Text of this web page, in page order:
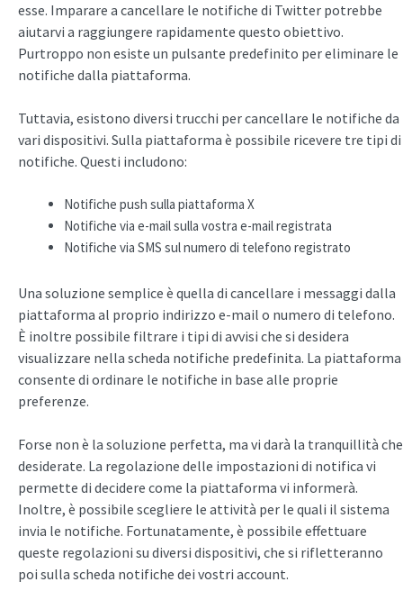
esse. Imparare a cancellare le notifiche di Twitter potrebbe
aiutarvi a raggiungere rapidamente questo obiettivo.
Purtroppo non esiste un pulsante predefinito per eliminare le
notifiche dalla piattaforma.
Tuttavia, esistono diversi trucchi per cancellare le notifiche da
vari dispositivi. Sulla piattaforma è possibile ricevere tre tipi di
notifiche. Questi includono:
Notifiche push sulla piattaforma X
Notifiche via e-mail sulla vostra e-mail registrata
Notifiche via SMS sul numero di telefono registrato
Una soluzione semplice è quella di cancellare i messaggi dalla
piattaforma al proprio indirizzo e-mail o numero di telefono.
È inoltre possibile filtrare i tipi di avvisi che si desidera
visualizzare nella scheda notifiche predefinita. La piattaforma
consente di ordinare le notifiche in base alle proprie
preferenze.
Forse non è la soluzione perfetta, ma vi darà la tranquillità che
desiderate. La regolazione delle impostazioni di notifica vi
permette di decidere come la piattaforma vi informerà.
Inoltre, è possibile scegliere le attività per le quali il sistema
invia le notifiche. Fortunatamente, è possibile effettuare
queste regolazioni su diversi dispositivi, che si rifletteranno
poi sulla scheda notifiche dei vostri account.